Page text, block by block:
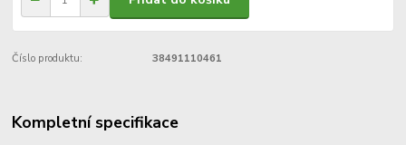
Číslo produktu: 38491110461
Kompletní specifikace